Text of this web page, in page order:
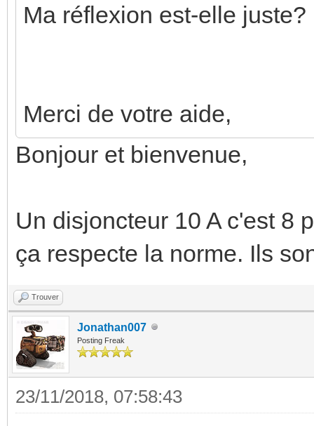
Ma réflexion est-elle juste?
Merci de votre aide,
Bonjour et bienvenue,
Un disjoncteur 10 A c'est 8
ça respecte la norme. Ils
Trouver
Jonathan007
Posting Freak
23/11/2018, 07:58:43